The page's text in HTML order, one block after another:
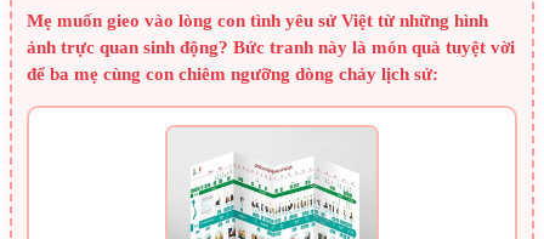
Mẹ muốn gieo vào lòng con tình yêu sử Việt từ những hình
ảnh trực quan sinh động? Bức tranh này là món quà tuyệt vời
để ba mẹ cùng con chiêm ngưỡng dòng chảy lịch sử: